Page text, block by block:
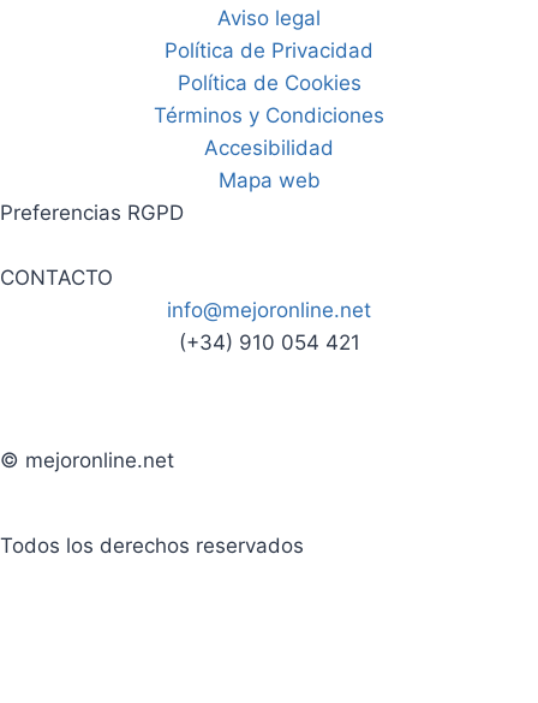
Aviso legal
Política de Privacidad
Política de Cookies
Términos y Condiciones
Accesibilidad
Mapa web
Preferencias RGPD
CONTACTO
info@mejoronline.net
(+34) 910 054 421
© mejoronline.net
Todos los derechos reservados